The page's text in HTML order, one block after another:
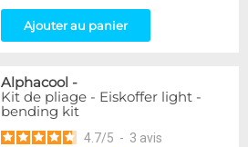
Ajouter au panier
Alphacool -
Kit de pliage - Eiskoffer light -
bending kit
4.7/5 - 3 avis